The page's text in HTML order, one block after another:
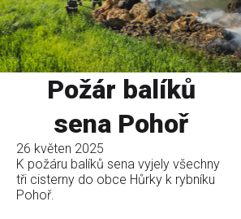
Požár balíků
sena Pohoř
26 květen 2025
K požáru balíků sena vyjely všechny
tři cisterny do obce Hůrky k rybníku
Pohoř.